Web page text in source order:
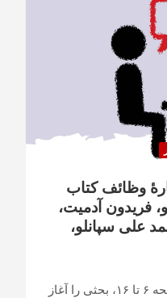
وظائف کتاب
فریدون آدمیت،
علی سپانلو،
کتاب جمعه، سال اول، شماره ۴، صفحه ۶ تا ۱۶، بحثی را آغاز